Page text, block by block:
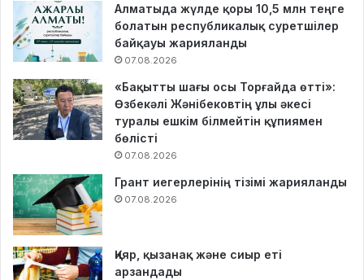
Алматыда жүлде қоры 10,5 млн теңге
болатын республикалық суретшілер
байқауы жарияланды
07.08.2026
«Бақытты шағы осы Торғайда өтті»:
Өзбекәлі Жәнібековтің ұлы әкесі
туралы ешкім білмейтін құпиямен
бөлісті
07.08.2026
Грант иегерлерінің тізімі жарияланды
07.08.2026
Қияр, қызанақ және сиыр еті
арзандады